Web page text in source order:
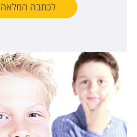
לכתבה המלאה